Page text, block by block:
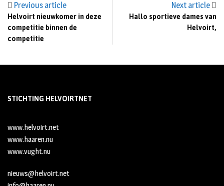
Previous article
Helvoirt nieuwkomer in deze
competitie binnen de
competitie
Next article
Hallo sportieve dames van
Helvoirt,
STICHTING HELVOIRTNET
www.helvoirt.net
www.haaren.nu
www.vught.nu
nieuws@helvoirt.net